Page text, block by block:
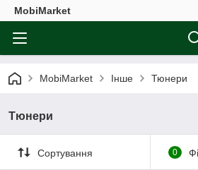
MobiMarket
MobiMarket Інше Тюнери
Тюнери
Сортування 0